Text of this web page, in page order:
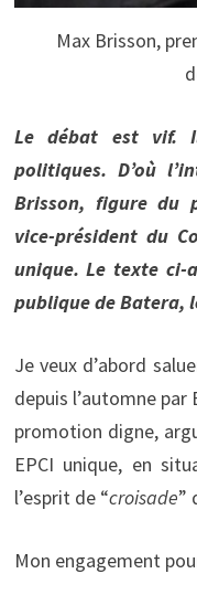
Max Brisson,
Le débat est vif.
politiques. D’où
Brisson, figure du
vice-président du
unique. Le texte
publique de Batera,
Je veux d’abord
depuis l’automne
promotion digne,
EPCI unique, en
l’esprit de “croisade”
Mon engagement